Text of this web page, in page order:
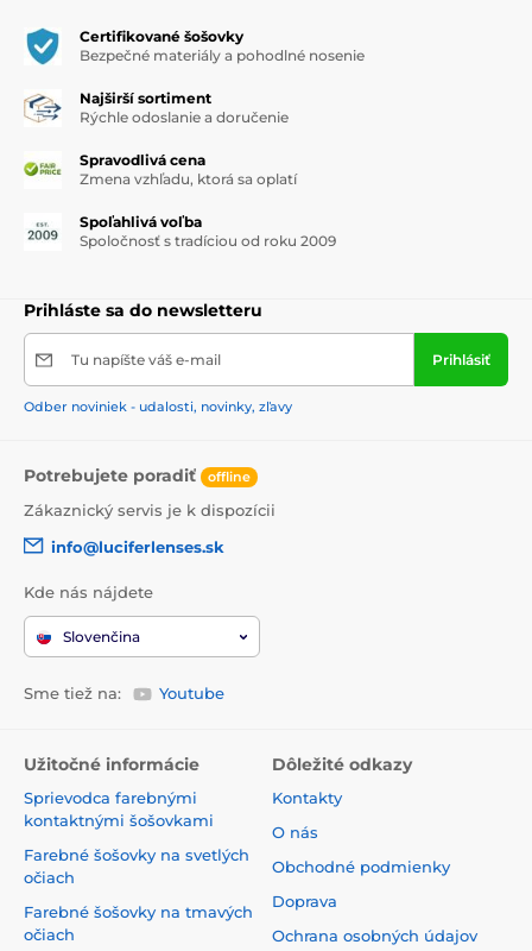
Certifikované šošovky
Bezpečné materiály a pohodlné nosenie
Najširší sortiment
Rýchle odoslanie a doručenie
Spravodlivá cena
Zmena vzhľadu, ktorá sa oplatí
Spoľahlivá voľba
Spoločnosť s tradíciou od roku 2009
Prihláste sa do newsletteru
Tu napíšte váš e-mail Prihlásiť
Odber noviniek - udalosti, novinky, zľavy
Potrebujete poradiť offline
Zákaznický servis je k dispozícii
info@luciferlenses.sk
Kde nás nájdete
Slovenčina
Sme tiež na: Youtube
Užitočné informácie
Sprievodca farebnými
kontaktnými šošovkami
Farebné šošovky na svetlých
očiach
Farebné šošovky na tmavých
očiach
Dôležité odkazy
Kontakty
O nás
Obchodné podmienky
Doprava
Ochrana osobných údajov